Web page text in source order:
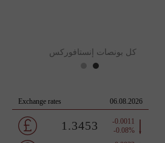
كل بونصات إنستافوركس